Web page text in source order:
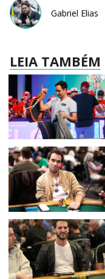
Gabriel Elias
LEIA TAMBÉM